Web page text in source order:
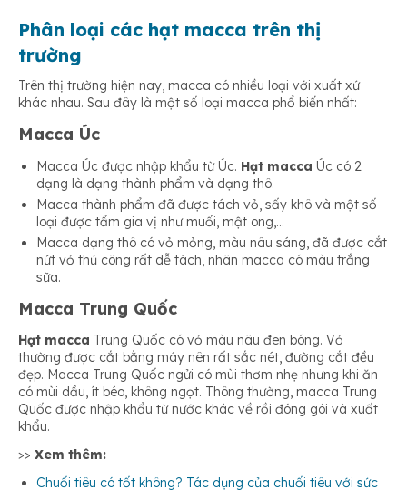
Phân loại các hạt macca trên thị
trường
Trên thị trường hiện nay, macca có nhiều loại với xuất xứ
khác nhau. Sau đây là một số loại macca phổ biến nhất:
Macca Úc
Macca Úc được nhập khẩu từ Úc. Hạt macca Úc có 2
dạng là dạng thành phẩm và dạng thô.
Macca thành phẩm đã được tách vỏ, sấy khô và một số
loại được tẩm gia vị như muối, mật ong,…
Macca dạng thô có vỏ mỏng, màu nâu sáng, đã được cắt
nứt vỏ thủ công rất dễ tách, nhân macca có màu trắng
sữa.
Macca Trung Quốc
Hạt macca Trung Quốc có vỏ màu nâu đen bóng. Vỏ
thường được cắt bằng máy nên rất sắc nét, đường cắt đều
đẹp. Macca Trung Quốc ngửi có mùi thơm nhẹ nhưng khi ăn
có mùi dầu, ít béo, không ngọt. Thông thường, macca Trung
Quốc được nhập khẩu từ nước khác về rồi đóng gói và xuất
khẩu.
>> Xem thêm:
Chuối tiêu có tốt không? Tác dụng của chuối tiêu với sức